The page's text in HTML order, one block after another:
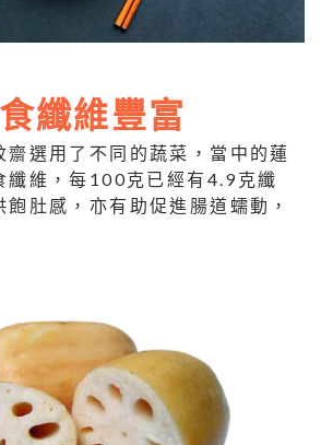
纖維豐富
齋選用了不同的蔬菜，當中的蓮
纖維，每100克已經有4.9克纖
肚感，亦有助促進腸道蠕動，